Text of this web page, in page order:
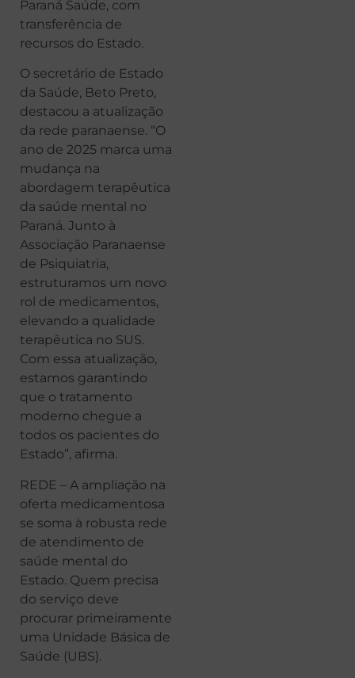
Paraná Saúde, com
transferência de
recursos do Estado.
O secretário de Estado
da Saúde, Beto Preto,
destacou a atualização
da rede paranaense. “O
ano de 2025 marca uma
mudança na
abordagem terapêutica
da saúde mental no
Paraná. Junto à
Associação Paranaense
de Psiquiatria,
estruturamos um novo
rol de medicamentos,
elevando a qualidade
terapêutica no SUS.
Com essa atualização,
estamos garantindo
que o tratamento
moderno chegue a
todos os pacientes do
Estado”, afirma.
REDE – A ampliação na
oferta medicamentosa
se soma à robusta rede
de atendimento de
saúde mental do
Estado. Quem precisa
do serviço deve
procurar primeiramente
uma Unidade Básica de
Saúde (UBS).